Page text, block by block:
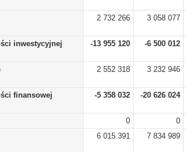
2 732 266 3 058 077
inwestycyjnej -13 955 120 -6 500 012
2 552 318 3 232 946
finansowej -5 358 032 -20 626 024
0 0
6 015 391 7 834 989